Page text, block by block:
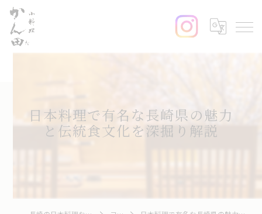
日本料理で有名な長崎県の魅力
と伝統食文化を深掘り解説